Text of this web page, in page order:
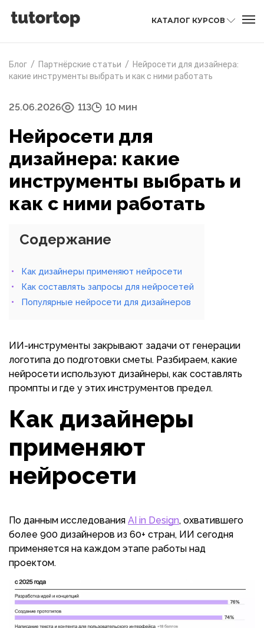
КАТАЛОГ КУРСОВ
Блог / Партнёрские статьи / Нейросети для дизайнера:
какие инструменты выбрать и как с ними работать
25.06.2026 113 10 мин
Нейросети для
дизайнера: какие
инструменты выбрать и
как с ними работать
Содержание
Как дизайнеры применяют нейросети
Как составлять запросы для нейросетей
Популярные нейросети для дизайнеров
ИИ-инструменты закрывают задачи от генерации
логотипа до подготовки сметы. Разбираем, какие
нейросети используют дизайнеры, как составлять
промпты и где у этих инструментов предел.
Как дизайнеры
применяют
нейросети
По данным исследования AI in Design, охватившего
более 900 дизайнеров из 60+ стран, ИИ сегодня
применяется на каждом этапе работы над
проектом.